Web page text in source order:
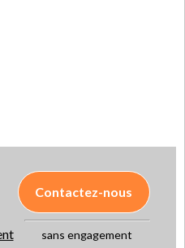
Contactez-nous
sans engagement